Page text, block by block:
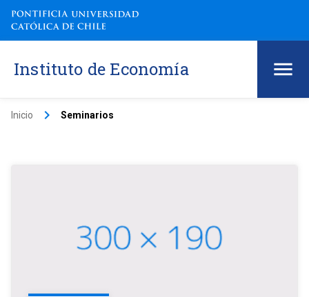
Instituto de Economía
Inicio keyboard_arrow_right Seminarios